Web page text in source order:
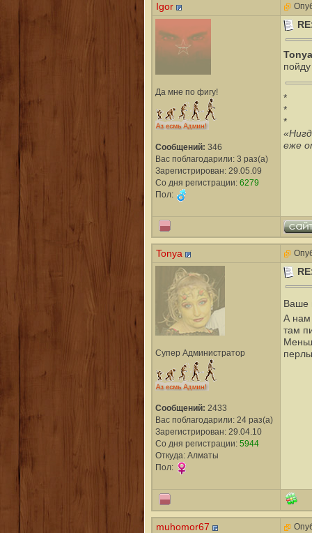
Igor
Да мне по фигу!
Сообщений: 346
Вас поблагодарили: 3 раз(а)
Зарегистрирован: 29.05.09
Со дня регистрации: 6279
Пол:
Tonya
*
*
*
еже
Tonya
Супер Администратор
Сообщений: 2433
Вас поблагодарили: 24 раз(а)
Зарегистрирован: 29.04.10
Со дня регистрации: 5944
Откуда: Алматы
Пол:
Ваше
А нам
там
muhomor67